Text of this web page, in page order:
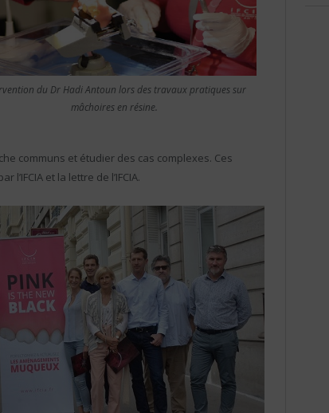
du Dr Hadi Antoun lors des travaux pratiques sur
mâchoires en résine.
communs et étudier des cas complexes. Ces
et la lettre de l’IFCIA.